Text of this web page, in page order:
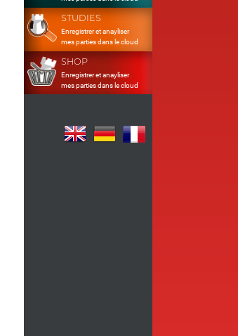
STUDIES
Enregistrer et anayliser
mes parties dans le cloud
SHOP
Enregistrer et anayliser
mes parties dans le cloud